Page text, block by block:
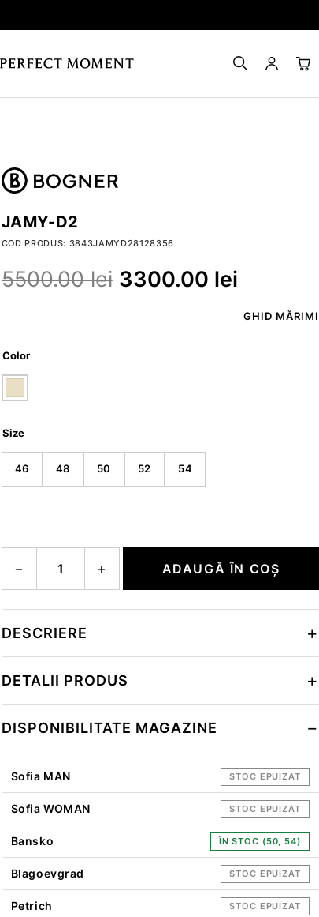
JAMY-D2
COD PRODUS: 3843JAMYD28128356
5500.00lei 3300.00 lei
GHID MĂRIMI
Color
Size
46 48 50 52 54
− + ADAUGĂ ÎN COȘ
DESCRIERE
DETALII PRODUS
DISPONIBILITATE MAGAZINE
Sofia MAN STOC EPUIZAT
Sofia WOMAN STOC EPUIZAT
Bansko ÎN STOC (50, 54)
Blagoevgrad STOC EPUIZAT
Petrich STOC EPUIZAT